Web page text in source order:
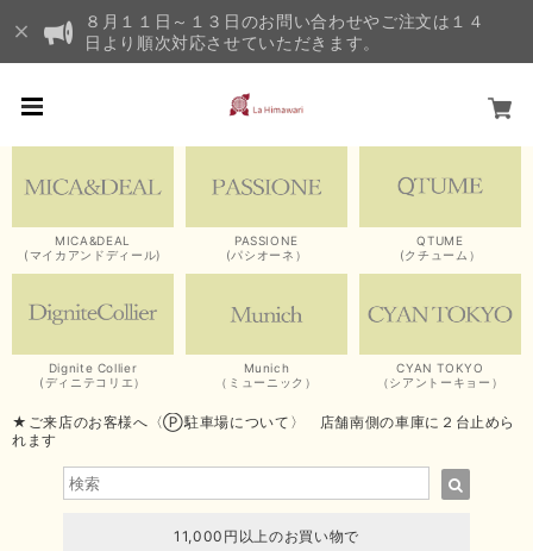
８月１１日～１３日のお問い合わせやご注文は１４
日より順次対応させていただきます。
MICA&DEAL
(マイカアンドディール)
PASSIONE
(パシオーネ）
QTUME
(クチューム）
Dignite Collier
(ディニテコリエ）
Munich
（ミューニック）
CYAN TOKYO
（シアントーキョー）
★ご来店のお客様へ〈Ⓟ駐車場について〉 店舗南側の車庫に２台止めら
れます
11,000円以上のお買い物で